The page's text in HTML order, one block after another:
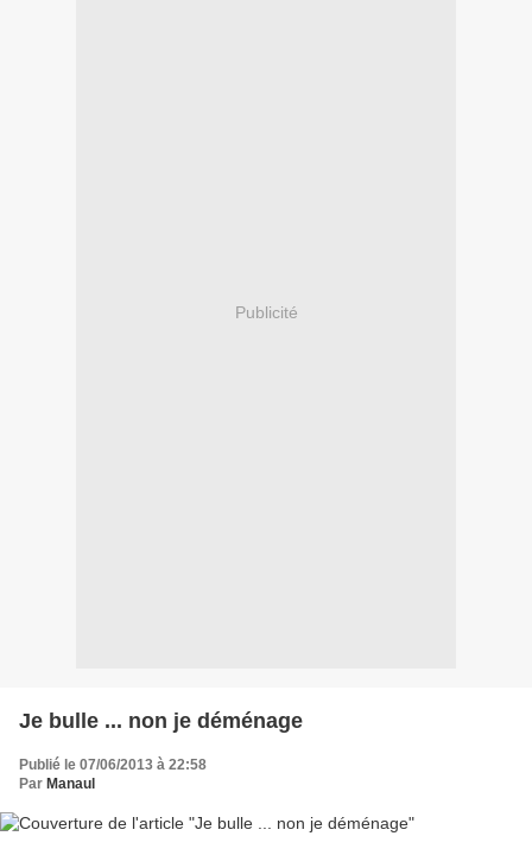
Publicité
Je bulle ... non je déménage
Publié le 07/06/2013 à 22:58
Par Manaul